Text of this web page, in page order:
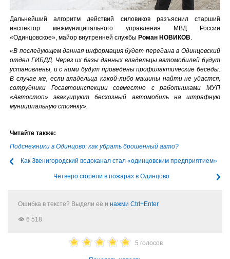
Дальнейший алгоритм действий силовиков разъяснил старший
инспектор межмуниципального управления МВД России
«Одинцовское», майор внутренней службы Роман НОВИКОВ.
«В последующем данная информация будет передана в Одинцовский
отдел ГИБДД. Через их базы данных владельцы автомобилей будут
установлены, и с ними будут проведены профилактические беседы.
В случае же, если владельца какой-либо машины найти не удастся,
сотрудники Госавтоинспекции совместно с работниками МУП
«Автостоп» эвакуируют бесхозный автомобиль на штрафную
муниципальную стоянку».
Читайте также:
Подснежники в Одинцово: как убрать брошенный авто?
Как Звенигородский водоканал стал «одинцовским предприятием»
Четверо сгорели в пожарах в Одинцово
Ошибка в тексте? Выдели её и нажми Ctrl+Enter
6 518
5 голосов